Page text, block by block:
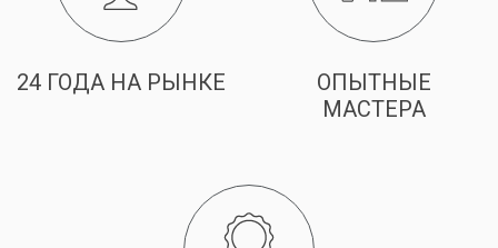
24 ГОДА НА РЫНКЕ
ОПЫТНЫЕ
МАСТЕРА